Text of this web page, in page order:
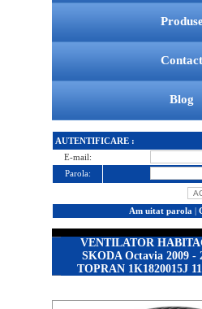
Contact
Blog
AUTENTIFICARE :
E-mail:
Parola:
Am uitat parola |
VENTILATOR
SKODA Octavia 2009 -
TOPRAN 1K1820015J